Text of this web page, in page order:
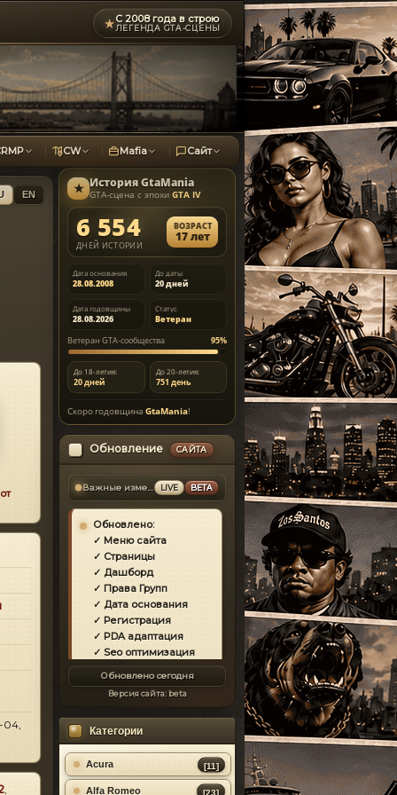
★С 2008 года в строю
ЛЕГЕНДА GTA-СЦЕНЫ
CW Mafia Сайт
EN
04,
,
★ ИсторияGtaMania
GTA-сцена с эпохи GTA IV
6 554
ДНЕЙ ИСТОРИИ
ВОЗРАСТ
17 лет
Дата основания
28.08.2008
До даты
20 дней
Дата годовщины
28.08.2026
Статус
Ветеран
Ветеран GTA-сообщества
95%
До 18-летия:
20 дней
До 20-летия:
751 день
Скоро годовщинаGtaMania!
Обновление САЙТА
Важные изменения LIVE BETA
Обновлено:
✓ Меню сайта
✓ Страницы
✓ Дашборд
✓ Права Групп
✓ Дата основания
✓ Регистрация
✓ PDA адаптация
✓ Seo оптимизация
✓ Загрузка страниц
✓ Моды
✓ Главная
✓ Репутация
✓ Золотой коммент
✓ Футер
✓ Форум
Обновлено сегодня
Версия сайта: beta
Категории
Acura [11]
Alfa Romeo [23]